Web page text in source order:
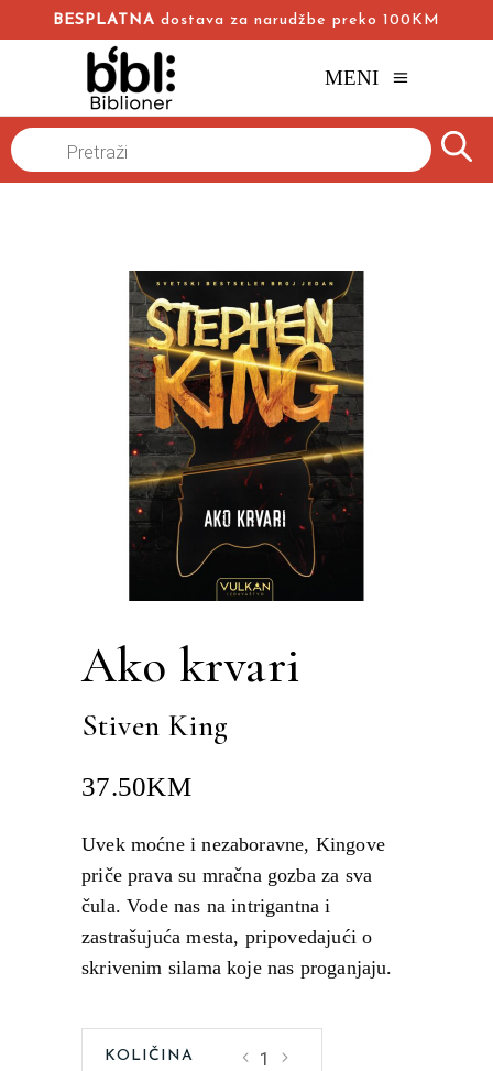
BESPLATNA dostava za narudžbe preko 100KM
MENI
Naslovna
Products
search
Ako krvari
Stiven King
37.50KM
Uvek moćne i nezaboravne, Kingove
priče prava su mračna gozba za sva
čula. Vode nas na intrigantna i
zastrašujuća mesta, pripovedajući o
skrivenim silama koje nas proganjaju.